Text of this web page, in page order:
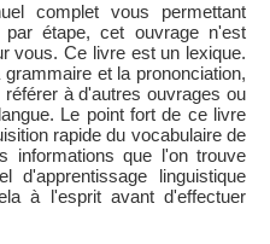
complet vous permettant
étape, cet ouvrage n'est
vous. Ce livre est un lexique.
et la prononciation,
à d'autres ouvrages ou
Le point fort de ce livre
rapide du vocabulaire de
informations que l'on trouve
d'apprentissage linguistique
à l'esprit avant d'effectuer